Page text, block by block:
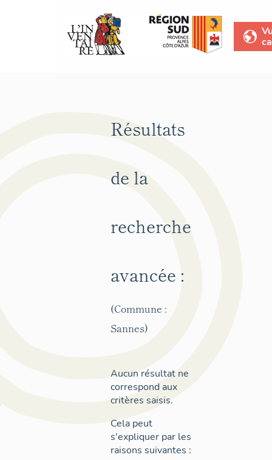
Résultats
de la
recherche
avancée :
(Commune :
Sannes)
Aucun résultat ne
correspond aux
critères saisis.
Cela peut
s'expliquer par les
raisons suivantes :